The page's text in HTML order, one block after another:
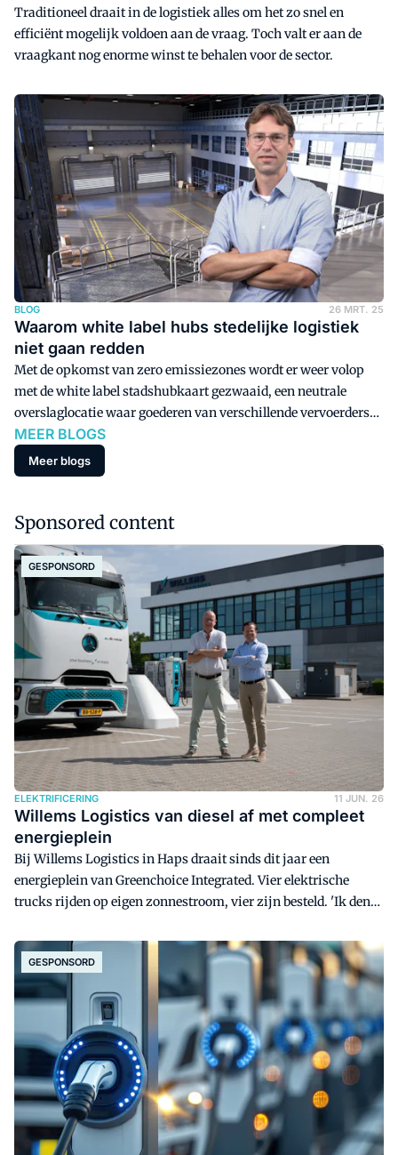
Traditioneel draait in de logistiek alles om het zo snel en
efficiënt mogelijk voldoen aan de vraag. Toch valt er aan de
vraagkant nog enorme winst te behalen voor de sector.
BLOG 26 MRT. 25
Waarom white label hubs stedelijke logistiek
niet gaan redden
Met de opkomst van zero emissiezones wordt er weer volop
met de white label stadshubkaart gezwaaid, een neutrale
overslaglocatie waar goederen van verschillende vervoerders
worden gebundeld en emissievrij de stad in worden gebracht.
Klinkt ideaal toch? Misschien, maar waarom zien we ze dan
nog niet massaal verschijnen.
MEER BLOGS
Meer blogs
Sponsored content
GESPONSORD
ELEKTRIFICERING 11 JUN. 26
Willems Logistics van diesel af met compleet
energieplein
Bij Willems Logistics in Haps draait sinds dit jaar een
energieplein van Greenchoice Integrated. Vier elektrische
trucks rijden op eigen zonnestroom, vier zijn besteld. 'Ik denk
GESPONSORD